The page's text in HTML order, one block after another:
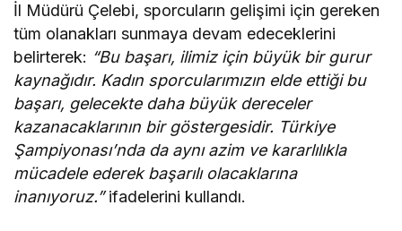
İl Müdürü Çelebi, sporcuların gelişimi için gereken
tüm olanakları sunmaya devam edeceklerini
belirterek: “Bu başarı, ilimiz için büyük bir gurur
kaynağıdır. Kadın sporcularımızın elde ettiği bu
başarı, gelecekte daha büyük dereceler
kazanacaklarının bir göstergesidir. Türkiye
Şampiyonası’nda da aynı azim ve kararlılıkla
mücadele ederek başarılı olacaklarına
inanıyoruz.”ifadelerini kullandı.